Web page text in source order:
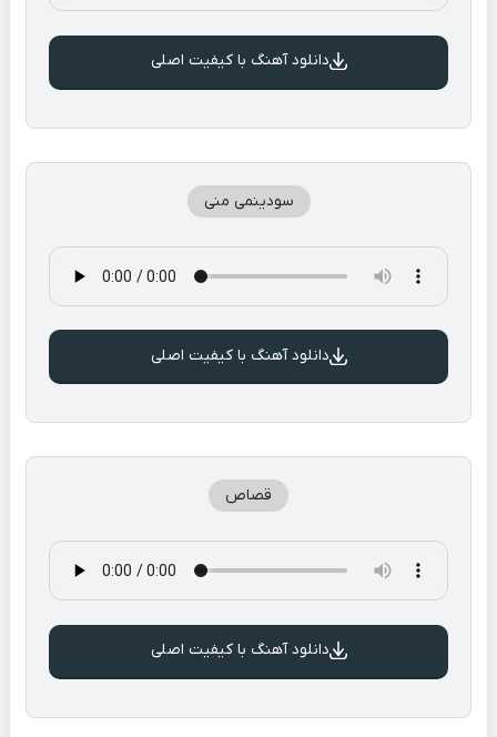
دانلود آهنگ با کیفیت اصلی
سودینمی منی
دانلود آهنگ با کیفیت اصلی
قصاص
دانلود آهنگ با کیفیت اصلی